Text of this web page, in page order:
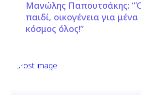
Μανώλης Παπουτσάκης:
παιδί, οικογένεια για
κόσμος όλος!”